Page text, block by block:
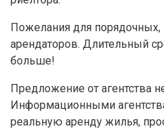
Пожелания для
арендаторов. Длительный
больше!
Предложение от агентства
Информационными
реальную аренду жилья,